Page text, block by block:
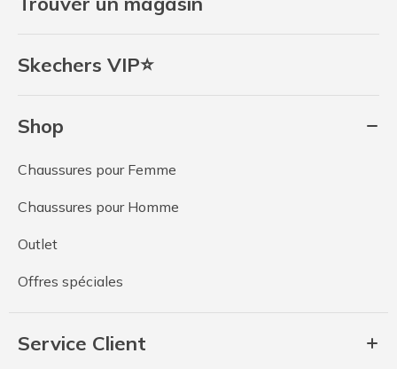
Skechers VIP⭐
Shop
Chaussures pour Femme
Chaussures pour Homme
Outlet
Offres spéciales
Service Client